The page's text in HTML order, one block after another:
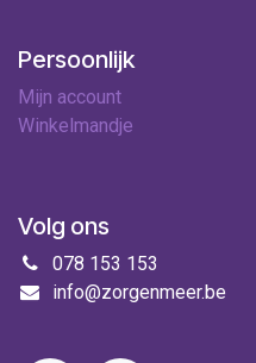
Persoonlijk
Mijn account
Winkelmandje
Volg ons
078 153 153
info@zorgenmeer.be